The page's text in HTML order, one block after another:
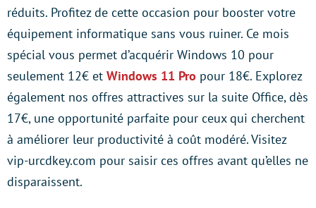
réduits. Profitez de cette occasion pour booster votre
équipement informatique sans vous ruiner. Ce mois
spécial vous permet d’acquérir Windows 10 pour
seulement 12€ et Windows 11 Pro pour 18€. Explorez
également nos offres attractives sur la suite Office, dès
17€, une opportunité parfaite pour ceux qui cherchent
à améliorer leur productivité à coût modéré. Visitez
vip-urcdkey.com pour saisir ces offres avant qu’elles ne
disparaissent.